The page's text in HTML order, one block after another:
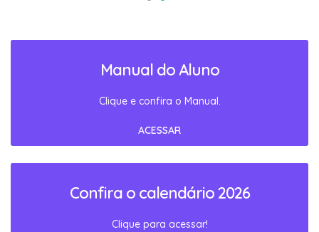
Manual do Aluno
Clique e confira o Manual.
ACESSAR
Confira o calendário 2026
Clique para acessar!